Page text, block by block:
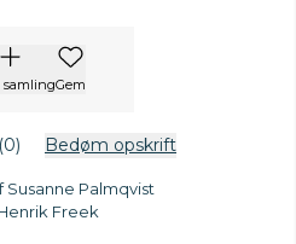
samlingGem
(0) Bedøm opskrift
Susanne Palmqvist
Freek